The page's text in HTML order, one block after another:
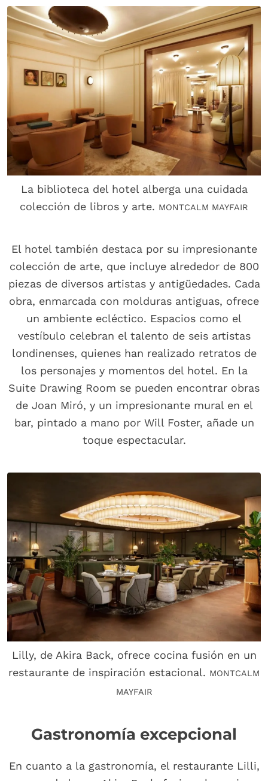
La biblioteca del hotel alberga una cuidada
colección de libros y arte. MONTCALM MAYFAIR
El hotel también destaca por su impresionante
colección de arte, que incluye alrededor de 800
piezas de diversos artistas y antigüedades. Cada
obra, enmarcada con molduras antiguas, ofrece
un ambiente ecléctico. Espacios como el
vestíbulo celebran el talento de seis artistas
londinenses, quienes han realizado retratos de
los personajes y momentos del hotel. En la
Suite Drawing Room se pueden encontrar obras
de Joan Miró, y un impresionante mural en el
bar, pintado a mano por Will Foster, añade un
toque espectacular.
Lilly, de Akira Back, ofrece cocina fusión en un
restaurante de inspiración estacional. MONTCALM
MAYFAIR
Gastronomía excepcional
En cuanto a la gastronomía, el restaurante Lilli,